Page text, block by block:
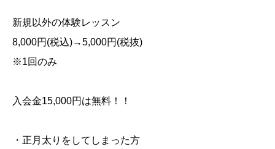
新規以外の体験レッスン
8,000円 (税込)→5,000円 (税抜)
※1回のみ
入会金15,000円は無料！！
・正月太りをしてしまった方